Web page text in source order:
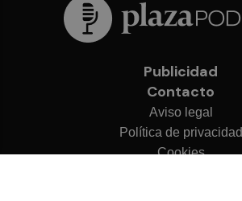
Publicidad
Contacto
Aviso legal
Política de privacidad
Cookies